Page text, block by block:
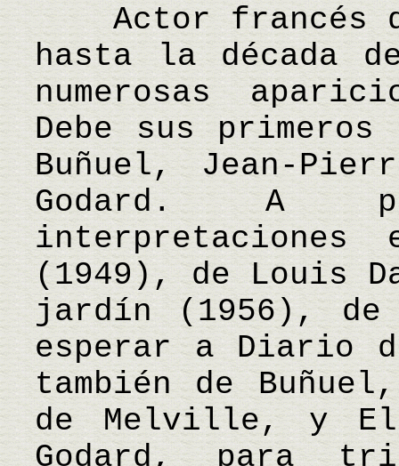
Actor francés
hasta la década
numerosas
Debe sus
Buñuel, Jean-
Godard. A
(1949), de Louis
jardín (1956), de
esperar a Diario
también de
de Melville, y El
Godard, para